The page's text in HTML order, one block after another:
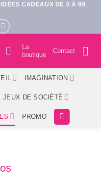
CADEAUX DE 0 À 99
La
boutique
Contact
IMAGINATION
JEUX DE SOCIÉTÉ
PROMO